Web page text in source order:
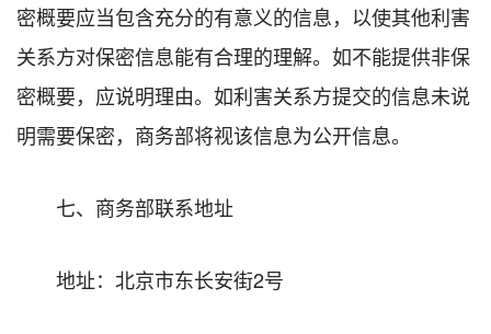
密概要应当包含充分的有意义的信息，以使其他利害
关系方对保密信息能有合理的理解。如不能提供非保
密概要，应说明理由。如利害关系方提交的信息未说
明需要保密，商务部将视该信息为公开信息。
七、商务部联系地址
地址：北京市东长安街2号